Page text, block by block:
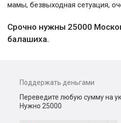
мамы, безвыходная сетуация,
Срочно нужны 25000
балашиха.
Поддержать деньгами
Переведите любую сумму на
Нужно 25000